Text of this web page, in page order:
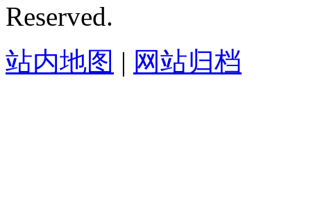
Reserved.
站内地图 | 网站归档